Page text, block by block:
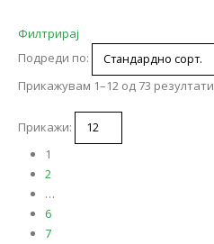
Филтрирај
Подреди по:
Прикажувам 1–12 од 73 резултати
Прикажи:
1
2
…
6
7